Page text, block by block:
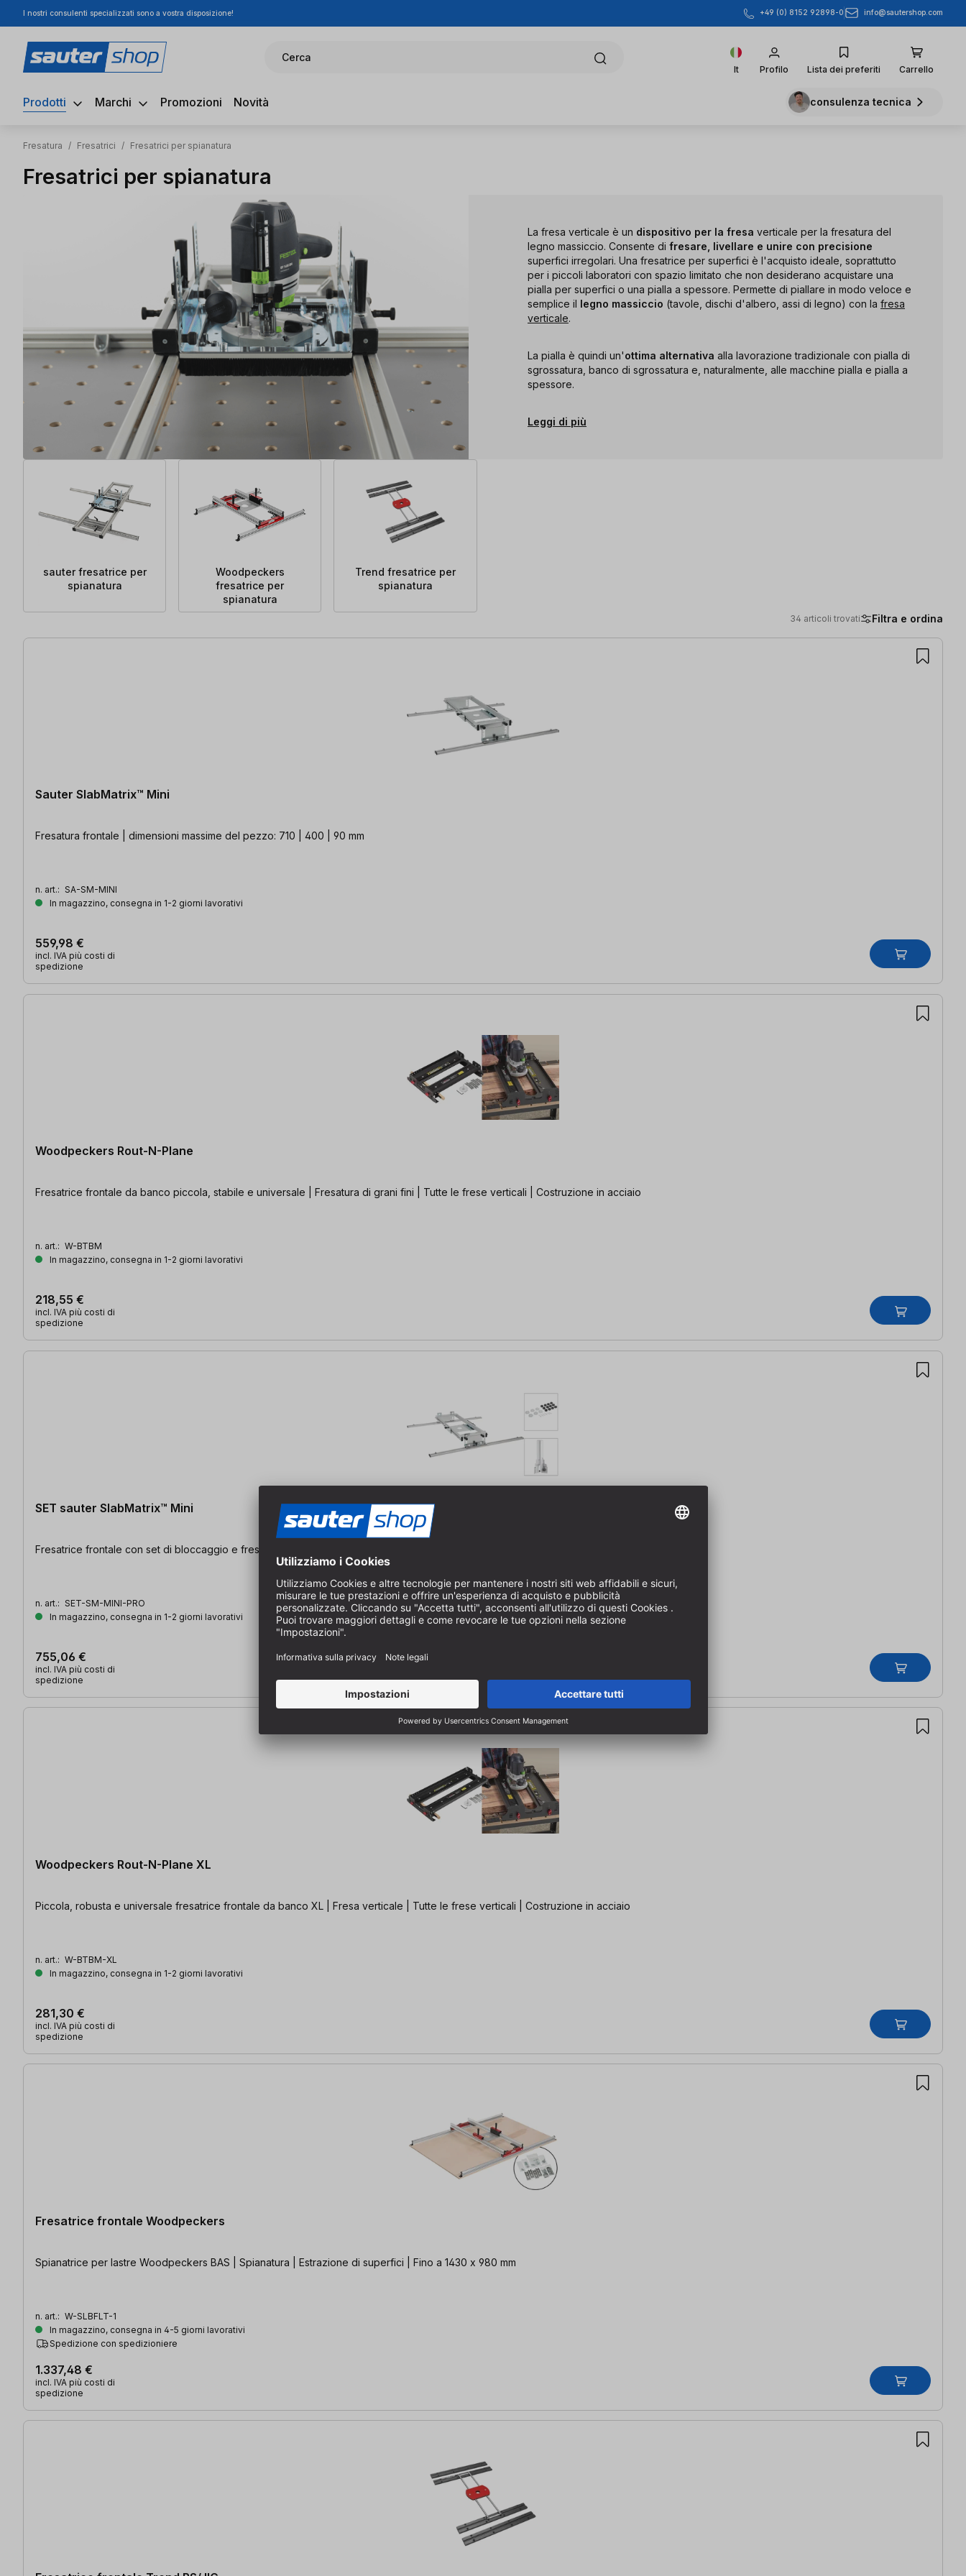
al contenuto principale
Salta alla ricerca
Passa alla navigazione principale
I nostri consulenti specializzati sono a vostra disposizione! +49 (0) 8152 92898-0 info@sautershop.com
Cerca
It Profilo Lista dei preferiti Carrello
Prodotti Marchi Promozioni Novità consulenza tecnica
Fresatura / Fresatrici / Fresatrici per spianatura
Fresatrici per spianatura
La fresa verticale è un dispositivo per la fresa verticale per la fresatura del
legno massiccio. Consente di fresare, livellare e unire con precisione
superfici irregolari. Una fresatrice per superfici è l'acquisto ideale, soprattutto
per i piccoli laboratori con spazio limitato che non desiderano acquistare una
pialla per superfici o una pialla a spessore. Permette di piallare in modo veloce e
semplice il legno massiccio (tavole, dischi d'albero, assi di legno) con la fresa
verticale.
La pialla è quindi un'ottima alternativa alla lavorazione tradizionale con pialla di
sgrossatura, banco di sgrossatura e, naturalmente, alle macchine pialla e pialla a
spessore.
Leggi di più
sauter fresatrice per
spianatura
Woodpeckers
fresatrice per
spianatura
Trend fresatrice per
spianatura
34 articoli trovati Filtra e ordina
34 articoli trovati
Sauter SlabMatrix™ Mini
Fresatura frontale | dimensioni massime del pezzo: 710 | 400 | 90 mm
n. art.: SA-SM-MINI
In magazzino, consegna in 1-2 giorni lavorativi
559,98 €
incl. IVA più costi di
spedizione
Woodpeckers Rout-N-Plane
Fresatrice frontale da banco piccola, stabile e universale | Fresatura di grani fini | Tutte le frese verticali | Costruzione in acciaio
n. art.: W-BTBM
In magazzino, consegna in 1-2 giorni lavorativi
218,55 €
incl. IVA più costi di
spedizione
SET sauter SlabMatrix™ Mini
Fresatrice frontale con set di bloccaggio e fresa frontale Ø 28 mm
n. art.: SET-SM-MINI-PRO
In magazzino, consegna in 1-2 giorni lavorativi
755,06 €
incl. IVA più costi di
spedizione
Woodpeckers Rout-N-Plane XL
Piccola, robusta e universale fresatrice frontale da banco XL | Fresa verticale | Tutte le frese verticali | Costruzione in acciaio
n. art.: W-BTBM-XL
In magazzino, consegna in 1-2 giorni lavorativi
281,30 €
incl. IVA più costi di
spedizione
Fresatrice frontale Woodpeckers
Spianatrice per lastre Woodpeckers BAS | Spianatura | Estrazione di superfici | Fino a 1430 x 980 mm
n. art.: W-SLBFLT-1
In magazzino, consegna in 4-5 giorni lavorativi
Spedizione con spedizioniere
1.337,48 €
incl. IVA più costi di
spedizione